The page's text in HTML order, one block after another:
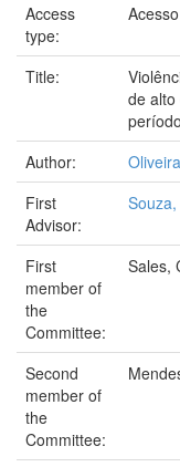
Access
type:
Title:
de alto
Author:
First
Advisor:
First
member of
the
Committee:
Sales,
Second
member of
the
Committee: